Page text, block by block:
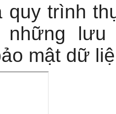
quy trình
những
mật dữ